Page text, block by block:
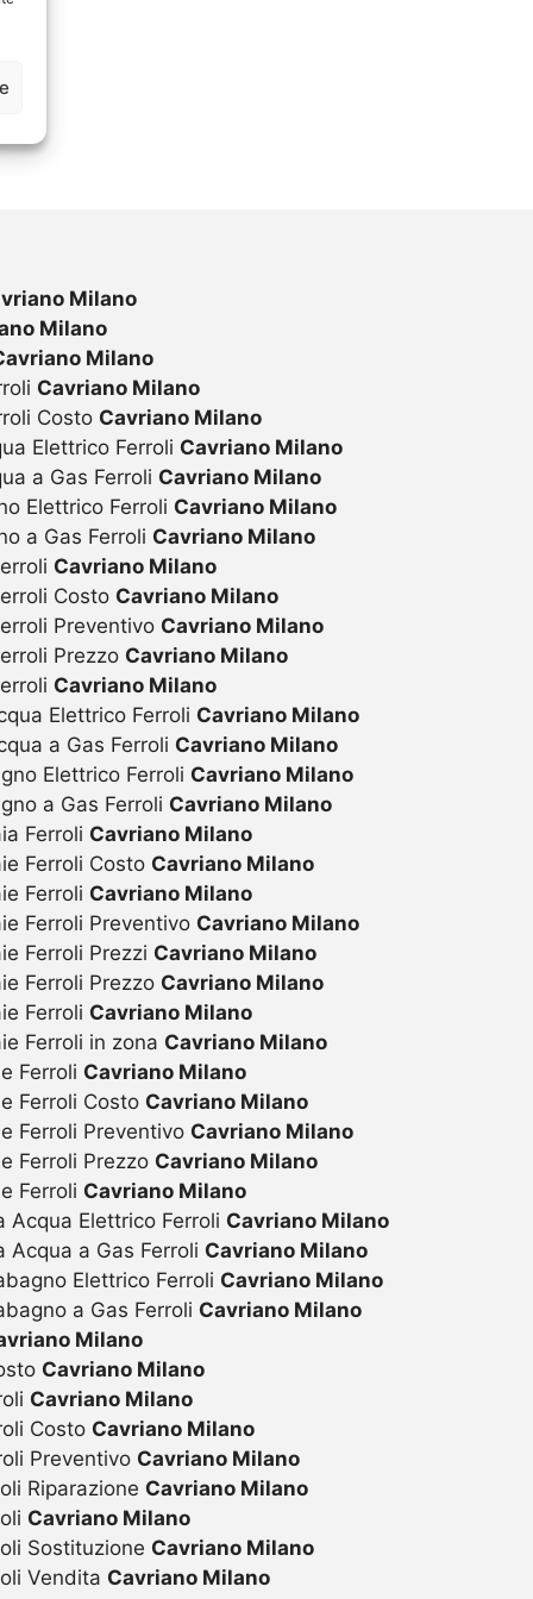
Milano
Milano
Milano
Cavriano Milano
Costo Cavriano Milano
Elettrico Ferroli Cavriano Milano
a Gas Ferroli Cavriano Milano
Elettrico Ferroli Cavriano Milano
a Gas Ferroli Cavriano Milano
Cavriano Milano
Costo Cavriano Milano
Preventivo Cavriano Milano
Prezzo Cavriano Milano
Cavriano Milano
Elettrico Ferroli Cavriano Milano
a Gas Ferroli Cavriano Milano
Elettrico Ferroli Cavriano Milano
a Gas Ferroli Cavriano Milano
Ferroli Cavriano Milano
Ferroli Costo Cavriano Milano
Ferroli Cavriano Milano
Ferroli Preventivo Cavriano Milano
Ferroli Prezzi Cavriano Milano
Ferroli Prezzo Cavriano Milano
Ferroli Cavriano Milano
Ferroli in zona Cavriano Milano
Ferroli Cavriano Milano
Ferroli Costo Cavriano Milano
Ferroli Preventivo Cavriano Milano
Ferroli Prezzo Cavriano Milano
Ferroli Cavriano Milano
Acqua Elettrico Ferroli Cavriano Milano
Acqua a Gas Ferroli Cavriano Milano
Elettrico Ferroli Cavriano Milano
a Gas Ferroli Cavriano Milano
Milano
Cavriano Milano
Cavriano Milano
Costo Cavriano Milano
Preventivo Cavriano Milano
Riparazione Cavriano Milano
Cavriano Milano
Sostituzione Cavriano Milano
Vendita Cavriano Milano